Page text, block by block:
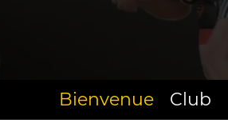
Bienvenue Club